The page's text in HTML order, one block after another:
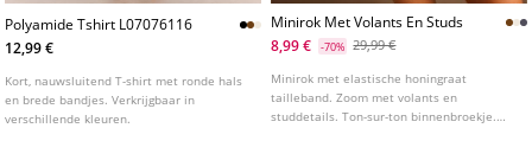
Polyamide Tshirt L07076116
12,99 €
Kort, nauwsluitend T-shirt met ronde hals
en brede bandjes. Verkrijgbaar in
verschillende kleuren.
Minirok Met Volants En Studs
8,99 €
-70% 29,99 €
Minirok met elastische honingraat
tailleband. Zoom met volants en
studdetails. Ton-sur-ton binnenbroekje.